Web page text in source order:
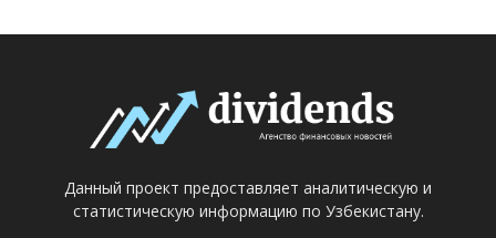
Данный проект предоставляет аналитическую и
статистическую информацию по Узбекистану.